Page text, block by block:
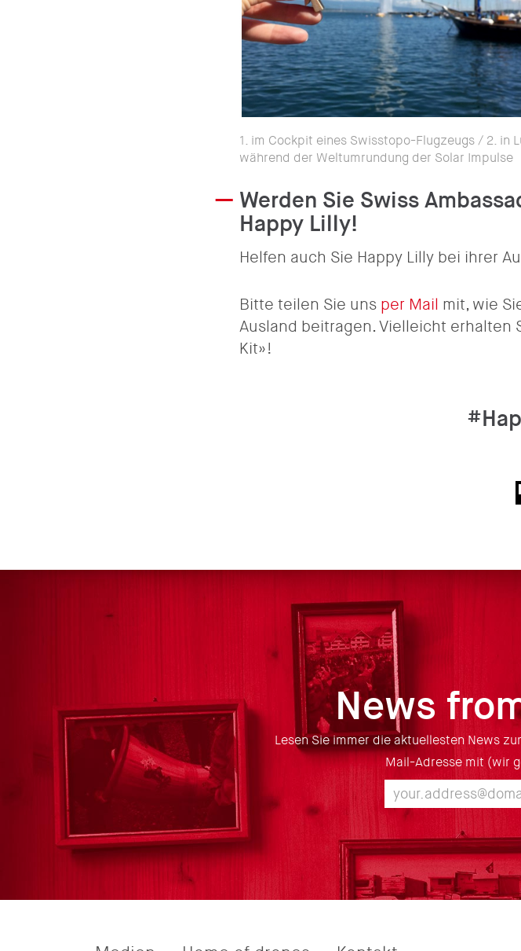
1. im Cockpit eines Swisstopo-Flugzeugs / 2. in
während der Weltumrundung der Solar Impulse
Werden Sie Swiss
Happy Lilly!
Helfen auch Sie Happy Lilly bei ihrer
Bitte teilen Sie uns per Mail mit, wie
Ausland beitragen. Vielleicht erhalten
Kit»!
News
Lesen Sie immer die aktuellesten News
Mail-Adresse mit (wir